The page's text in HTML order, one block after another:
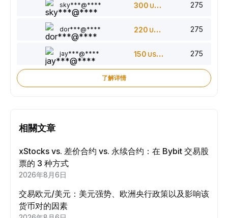
sky***@**** 300 USDT 275
dor***@**** 220 USDT 275
jay***@**** 150 USDT 275
了解详情
相關文章
xStocks vs. 差价合约 vs. 永续合约：在 Bybit 交易股
票的 3 种方式
2026年8月6日
交易欧元/美元：美元强势、欧洲央行政策以及影响该
货币对的因素